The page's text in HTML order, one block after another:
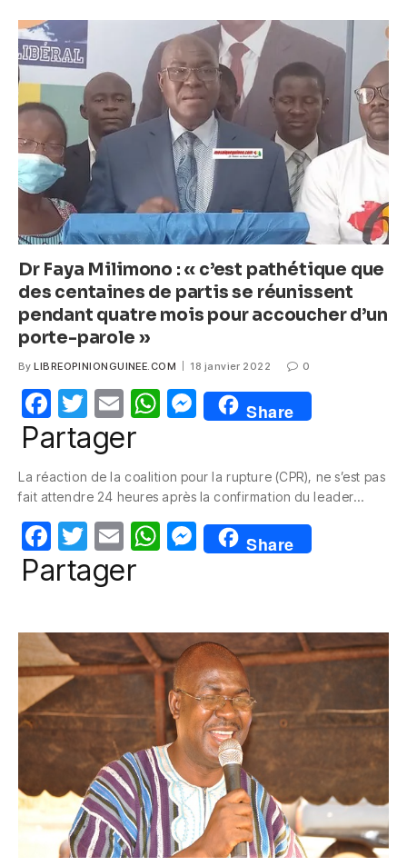
b
o
o
k
A
p
p
n
g
er
Dr Faya Milimono : « c’est pathétique que
des centaines de partis se réunissent
pendant quatre mois pour accoucher d’un
porte-parole »
By LIBREOPINIONGUINEE.COM 18 janvier 2022 0
F
a
e
b
o
o
T
w
itt
er
E
m
W
s
A
p
M
e
e
n
g
Share
Partager
La réaction de la coalition pour la rupture (CPR), ne s’est pas
fait attendre 24 heures après la confirmation du leader…
F
a
e
b
o
o
k
T
w
itt
er
E
m
W
s
A
p
p
M
e
e
n
g
er
Share
Partager